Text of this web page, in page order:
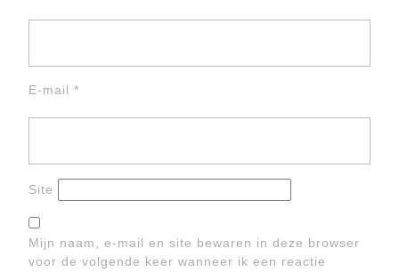
E-mail *
Site
Mijn naam, e-mail en site bewaren in deze browser
voor de volgende keer wanneer ik een reactie